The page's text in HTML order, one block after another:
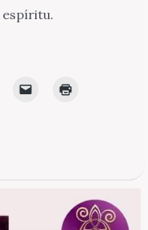
espíritu.